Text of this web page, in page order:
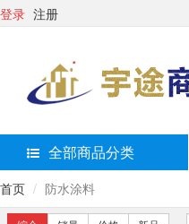
登录 注册
全部商品分类
首页 防水涂料